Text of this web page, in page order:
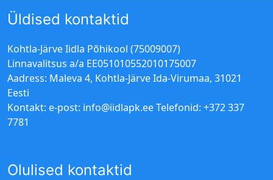
Üldised kontaktid
Kohtla-Järve Iidla Põhikool (75009007)
Linnavalitsus a/a EE051010552010175007
Aadress: Maleva 4, Kohtla-Järve Ida-Virumaa, 31021
Eesti
Kontakt: e-post: info@iidlapk.eeTelefonid: +372 337
7781
Olulised kontaktid